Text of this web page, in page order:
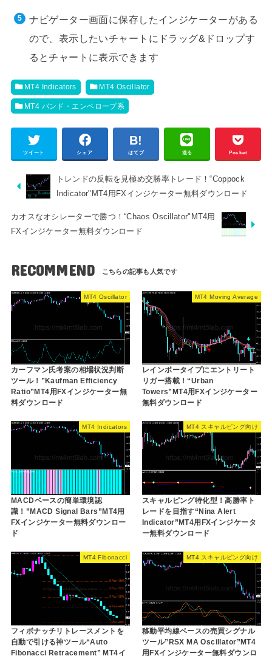
ナビゲーター画面に保存したインジケーターがある
ので、表示したいチャートにドラッグ&ドロップす
るとチャートに表示できます
MT4 Indicators MT4 Oscillator
MT4 バンド・エンベロープ系
ツイート シェア はてブ 送る Pocket
トレンドの反転を見極め交勝率トレード！“Coppock
Indicator"MT4用FXインジケーター無料ダウンロード
カオスなオシレーターで勝つ！“Chaos Oscillator"MT4用
FXインジケーター無料ダウンロード
RECOMMEND
MT4 Oscillator
カーフマン氏考案の相場状況判断
ツール！”Kaufman Efficiency
Ratio”MT4用FXインジケーター無
料ダウンロード
MT4 Moving Average
レインボータイプにエントリート
リガー搭載！“Urban
Towers”MT4用FXインジケーター
無料ダウンロード
MT4 Indicators
MACDベースの簡単環境認
識！”MACD Signal Bars”MT4用
FXインジケーター無料ダウンロー
ド
MT4 スキャルピング向け
スキャルピング特化型！高勝率ト
レードを目指す“Nina Alert
Indicator”MT4用FXインジケータ
ー無料ダウンロード
MT4 Fibonacci
フィボナッチリトレースメントを
自動で引ける神ツール“Auto
Fibonacci Retracement” MT4イ
MT4 スキャルピング向け
移動平均線ベースの売買シグナル
ツール”RSX MA Oscillator”MT4
用FXインジケーター無料ダウンロ